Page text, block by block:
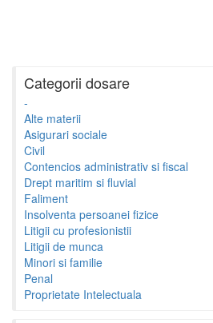
Categorii dosare
-
Alte materii
Asigurari sociale
Civil
Contencios administrativ si fiscal
Drept maritim si fluvial
Faliment
Insolventa persoanei fizice
Litigii cu profesionistii
Litigii de munca
Minori si familie
Penal
Proprietate Intelectuala